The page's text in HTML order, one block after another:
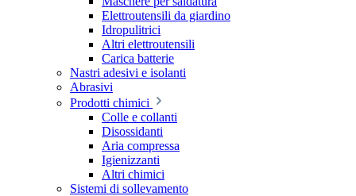
Elettroutensili da giardino
Idropulitrici
Altri elettroutensili
Carica batterie
Nastri adesivi e isolanti
Abrasivi
Prodotti chimici
Colle e collanti
Disossidanti
Aria compressa
Igienizzanti
Altri chimici
Sistemi di sollevamento